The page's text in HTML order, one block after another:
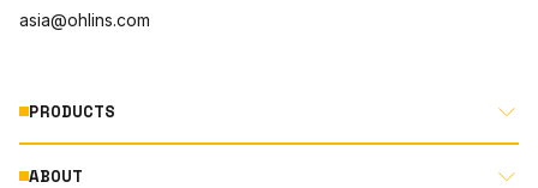
asia@ohlins.com
PRODUCTS
ABOUT